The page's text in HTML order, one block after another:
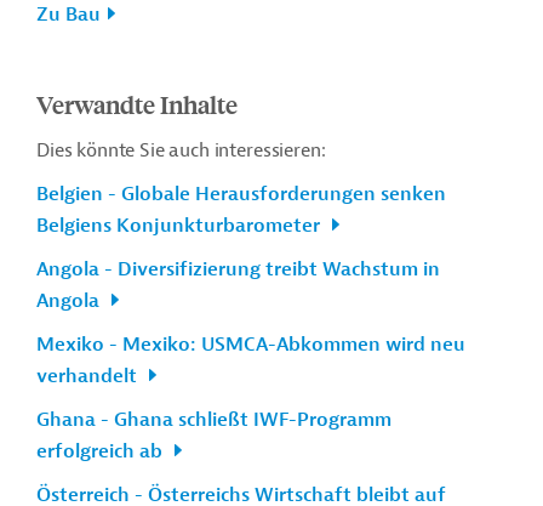
Zu Bau
Verwandte Inhalte
Dies könnte Sie auch interessieren:
Belgien - Globale Herausforderungen senken
Belgiens Konjunkturbarometer
Angola - Diversifizierung treibt Wachstum in
Angola
Mexiko - Mexiko: USMCA-Abkommen wird neu
verhandelt
Ghana - Ghana schließt IWF-Programm
erfolgreich ab
Österreich - Österreichs Wirtschaft bleibt auf